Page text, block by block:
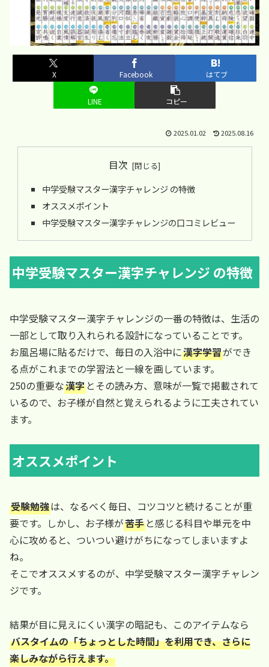
X Facebook はてブ
LINE コピー
2025.01.02 2025.08.16
目次
中学受験マスター漢字チャレンジ の特徴
オススメポイント
中学受験マスター漢字チャレンジの口コミレビュー
中学受験マスター漢字チャレンジ の特徴
中学受験マスター漢字チャレンジの一番の特徴は、生活の
一部として取り入れられる設計になっていることです。
お風呂場に貼るだけで、毎日の入浴中に漢字学習ができ
る点がこれまでの学習法と一線を画しています。
250の重要な漢字 とその読み方、意味が一覧で掲載されて
いるので、お子様が自然と覚えられるように工夫されてい
ます。
オススメポイント
受験勉強は、なるべく毎日、コツコツと続けることが重
要です。しかし、お子様が苦手 と感じる科目や単元を中
心に攻めると、ついつい避けがちになってしまいますよ
ね。
そこでオススメするのが、中学受験マスター漢字チャレン
ジです。
結果が目に見えにくい漢字の暗記も、このアイテムなら
バスタイムの「ちょっとした時間」を利用でき、さらに
楽しみながら行えます。